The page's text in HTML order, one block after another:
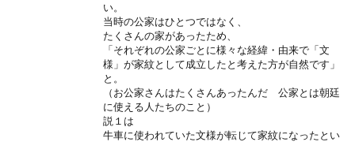
い。
当時の公家はひとつではなく、
たくさんの家があったため、
「それぞれの公家ごとに様々な経緯・由来で「文
様」が家紋として成立したと考えた方が自然です」
と。
（お公家さんはたくさんあったんだ 公家とは朝廷
に使える人たちのこと）
説１は
牛車に使われていた文様が転じて家紋になったとい